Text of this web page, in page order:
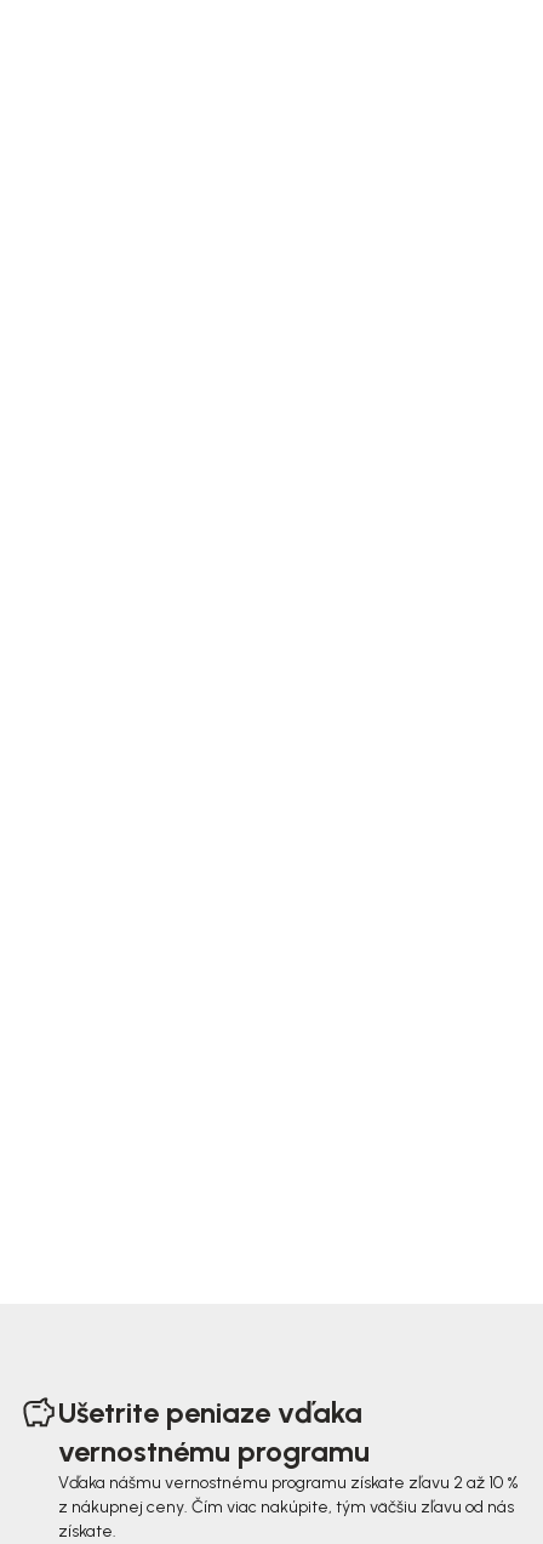
Ušetrite peniaze vďaka
vernostnému programu
Vďaka nášmu vernostnému programu získate zľavu 2 až 10 %
z nákupnej ceny. Čím viac nakúpite, tým väčšiu zľavu od nás
získate.